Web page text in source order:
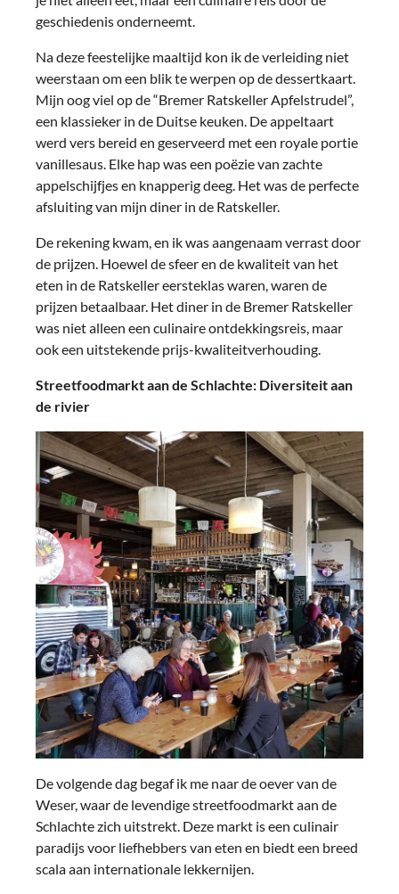
geschiedenis onderneemt.
Na deze feestelijke maaltijd kon ik de verleiding niet
weerstaan om een blik te werpen op de dessertkaart.
Mijn oog viel op de “Bremer Ratskeller Apfelstrudel”,
een klassieker in de Duitse keuken. De appeltaart
werd vers bereid en geserveerd met een royale portie
vanillesaus. Elke hap was een poëzie van zachte
appelschijfjes en knapperig deeg. Het was de perfecte
afsluiting van mijn diner in de Ratskeller.
De rekening kwam, en ik was aangenaam verrast door
de prijzen. Hoewel de sfeer en de kwaliteit van het
eten in de Ratskeller eersteklas waren, waren de
prijzen betaalbaar. Het diner in de Bremer Ratskeller
was niet alleen een culinaire ontdekkingsreis, maar
ook een uitstekende prijs-kwaliteitverhouding.
Streetfoodmarkt aan de Schlachte: Diversiteit aan
de rivier
De volgende dag begaf ik me naar de oever van de
Weser, waar de levendige streetfoodmarkt aan de
Schlachte zich uitstrekt. Deze markt is een culinair
paradijs voor liefhebbers van eten en biedt een breed
scala aan internationale lekkernijen.